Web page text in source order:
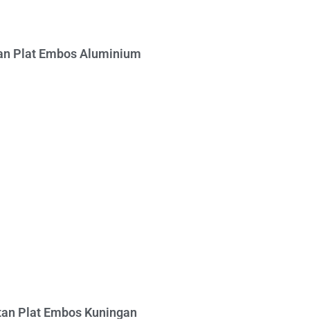
Plat Embos Aluminium
Plat Embos Kuningan